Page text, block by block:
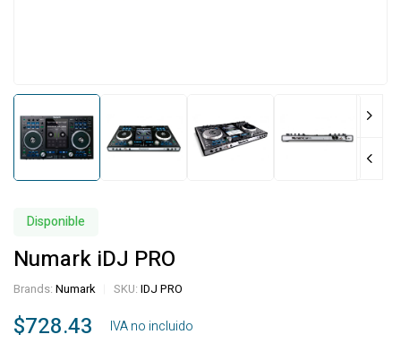
Disponible
Numark iDJ PRO
Brands: Numark SKU: IDJ PRO
$728.43 ‎ ‎ ‎ IVA no incluido